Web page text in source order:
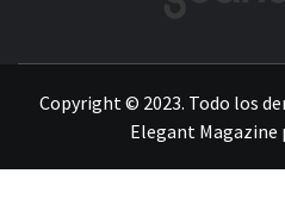
Copyright © 2023. Todo los
Elegant Magazine